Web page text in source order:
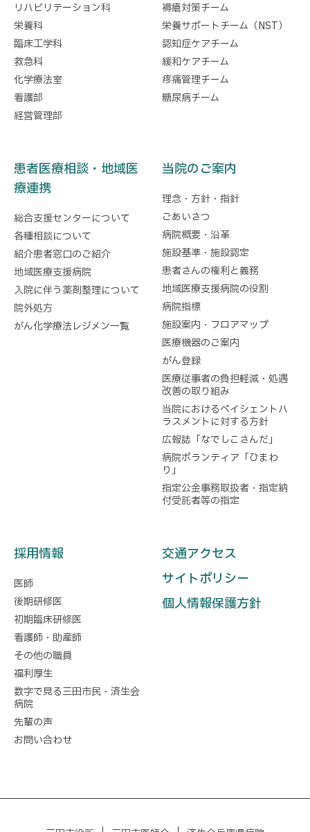
リハビリテーション科
栄養科
臨床工学科
救急科
化学療法室
看護部
経営管理部
褥瘡対策チーム
栄養サポートチーム（NST）
認知症ケアチーム
緩和ケアチーム
疼痛管理チーム
糖尿病チーム
患者医療相談・地域医
療連携
総合支援センターについて
各種相談について
紹介患者窓口のご紹介
地域医療支援病院
入院に伴う薬剤整理について
院外処方
がん化学療法レジメン一覧
当院のご案内
理念・方針・指針
ごあいさつ
病院概要・沿革
施設基準・施設認定
患者さんの権利と義務
地域医療支援病院の役割
病院指標
施設案内・フロアマップ
医療機器のご案内
がん登録
医療従事者の負担軽減・処遇
改善の取り組み
当院におけるペイシェントハ
ラスメントに対する方針
広報誌「なでしこさんだ」
病院ボランティア「ひまわ
り」
指定公金事務取扱者・指定納
付受託者等の指定
採用情報
医師
後期研修医
初期臨床研修医
看護師・助産師
その他の職員
福利厚生
数字で見る三田市民・済生会
病院
先輩の声
お問い合わせ
交通アクセス
サイトポリシー
個人情報保護方針